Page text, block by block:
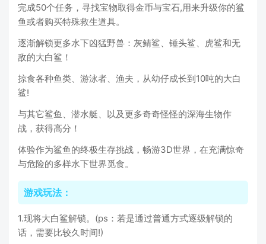
完成50个任务，寻找宝物取得金币与宝石,用来升级你的鲨
鱼或者购买特殊救生道具。
逐渐解锁更多水下凶猛野兽：灰鲭鲨、锤头鲨、虎鲨和无
敌的大白鲨！
掠食各种鱼类、游泳者、渔夫，从幼仔成长到10吨的大白
鲨!
与其它鲨鱼、潜水艇、以及更多奇奇怪怪的深海生物作
战，获得高分！
体验作为鲨鱼的终极生存挑战，畅游3D世界，在充满惊奇
与危险的多样水下世界觅食。
游戏玩法：
1.现将大白鲨解锁。(ps：若是通过普通方式逐级解锁的
话，需要比较久时间!)